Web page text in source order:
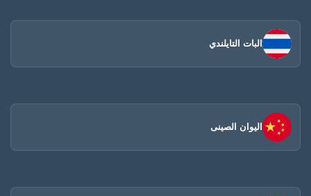
البات التايلندي
اليوان الصينى​